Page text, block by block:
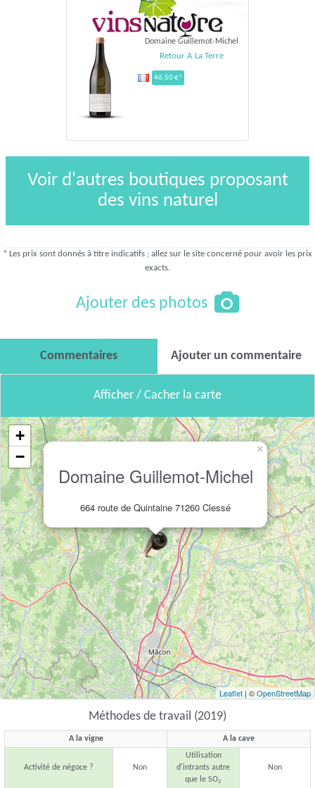
Domaine Guillemot-Michel
Retour A La Terre
46,50 €*
Voir d'autres boutiques proposant
des vins naturel
* Les prix sont donnés à titre indicatifs ; allez sur le site concerné pour avoir les prix
exacts.
Ajouter des photos
Commentaires Ajouter un commentaire
Afficher / Cacher la carte
Domaine Guillemot-Michel
664 route de Quintaine 71260 Clessé
×
+
−
Leaflet | ©OpenStreetMap
Méthodes de travail (2019)
A la vigne A la cave
Activité de négoce ? Non
Utilisation
d'intrants autre
que le SO2
Non